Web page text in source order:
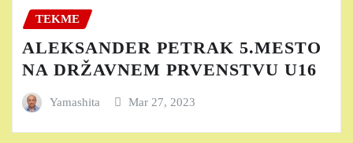
TEKME
ALEKSANDER PETRAK 5.MESTO
NA DRŽAVNEM PRVENSTVU U16
Yamashita Mar 27, 2023